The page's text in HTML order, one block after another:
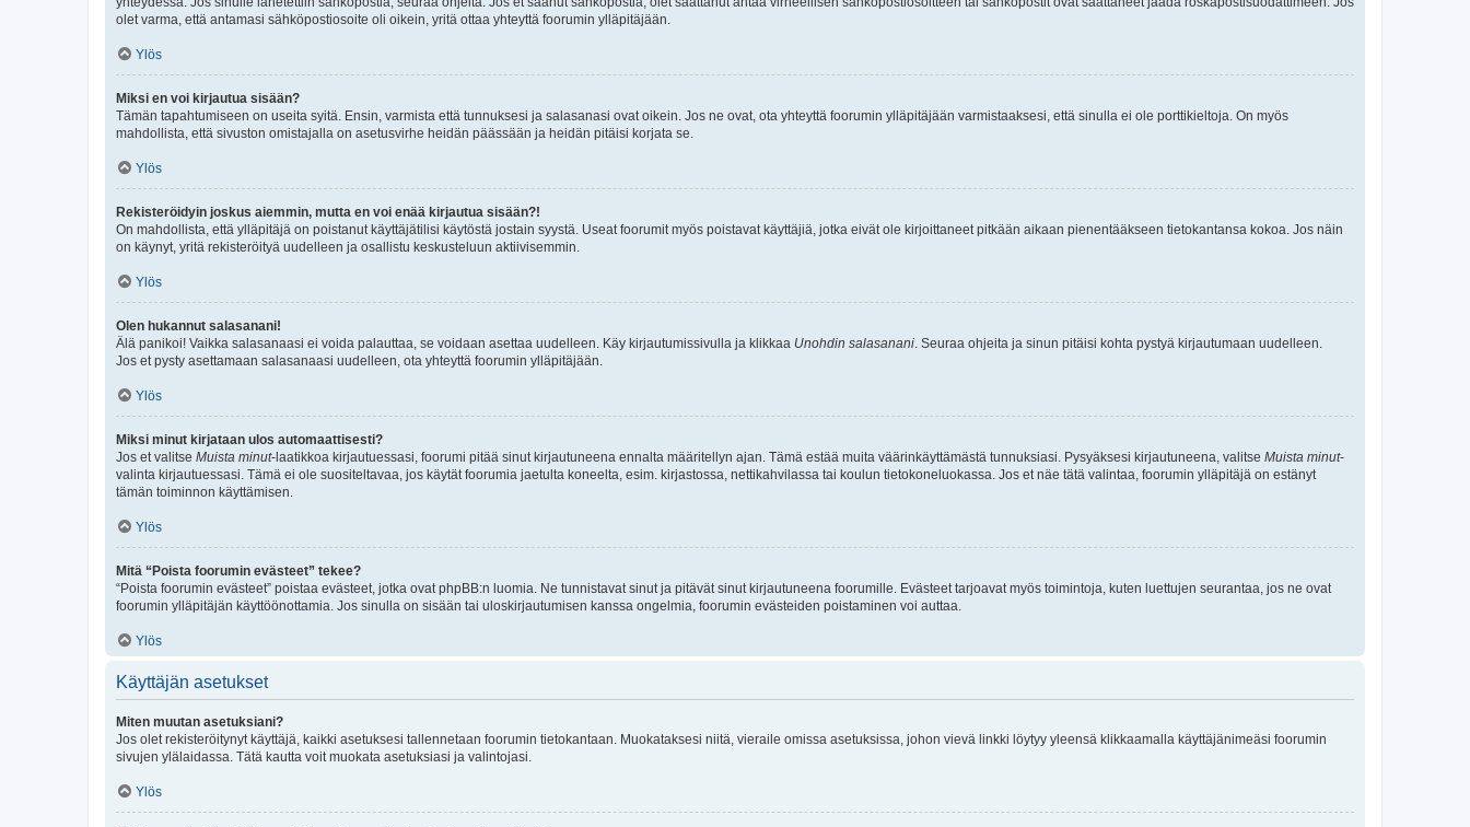
olet varma, että antamasi sähköpostiosoite oli oikein, yritä ottaa yhteyttä foorumin ylläpitäjään.
Ylös
Miksi en voi kirjautua sisään?
Tämän tapahtumiseen on useita syitä. Ensin, varmista että tunnuksesi ja salasanasi ovat oikein. Jos ne ovat, ota yhteyttä foorumin ylläpitäjään varmistaaksesi, että sinulla ei ole porttikieltoja. On myös
mahdollista, että sivuston omistajalla on asetusvirhe heidän päässään ja heidän pitäisi korjata se.
Ylös
Rekisteröidyin joskus aiemmin, mutta en voi enää kirjautua sisään?!
On mahdollista, että ylläpitäjä on poistanut käyttäjätilisi käytöstä jostain syystä. Useat foorumit myös poistavat käyttäjiä, jotka eivät ole kirjoittaneet pitkään aikaan pienentääkseen tietokantansa kokoa. Jos näin
on käynyt, yritä rekisteröityä uudelleen ja osallistu keskusteluun aktiivisemmin.
Ylös
Olen hukannut salasanani!
Älä panikoi! Vaikka salasanaasi ei voida palauttaa, se voidaan asettaa uudelleen. Käy kirjautumissivulla ja klikkaa Unohdin salasanani. Seuraa ohjeita ja sinun pitäisi kohta pystyä kirjautumaan uudelleen.
Jos et pysty asettamaan salasanaasi uudelleen, ota yhteyttä foorumin ylläpitäjään.
Ylös
Miksi minut kirjataan ulos automaattisesti?
Jos et valitse Muista minut-laatikkoa kirjautuessasi, foorumi pitää sinut kirjautuneena ennalta määritellyn ajan. Tämä estää muita väärinkäyttämästä tunnuksiasi. Pysyäksesi kirjautuneena, valitse Muista minut-
valinta kirjautuessasi. Tämä ei ole suositeltavaa, jos käytät foorumia jaetulta koneelta, esim. kirjastossa, nettikahvilassa tai koulun tietokoneluokassa. Jos et näe tätä valintaa, foorumin ylläpitäjä on estänyt
tämän toiminnon käyttämisen.
Ylös
Mitä “Poista foorumin evästeet” tekee?
“Poista foorumin evästeet” poistaa evästeet, jotka ovat phpBB:n luomia. Ne tunnistavat sinut ja pitävät sinut kirjautuneena foorumille. Evästeet tarjoavat myös toimintoja, kuten luettujen seurantaa, jos ne ovat
foorumin ylläpitäjän käyttöönottamia. Jos sinulla on sisään tai uloskirjautumisen kanssa ongelmia, foorumin evästeiden poistaminen voi auttaa.
Ylös
Käyttäjän asetukset
Miten muutan asetuksiani?
Jos olet rekisteröitynyt käyttäjä, kaikki asetuksesi tallennetaan foorumin tietokantaan. Muokataksesi niitä, vieraile omissa asetuksissa, johon vievä linkki löytyy yleensä klikkaamalla käyttäjänimeäsi foorumin
sivujen ylälaidassa. Tätä kautta voit muokata asetuksiasi ja valintojasi.
Ylös